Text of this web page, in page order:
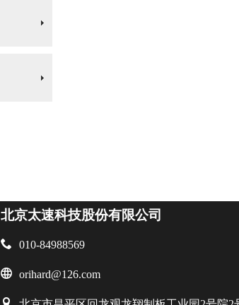
北京太速科技股份有限公司
 010-84988569
 orihard@126.com